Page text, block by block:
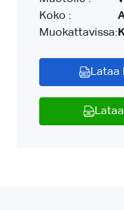
Koko :
Muokattavissa:
Lataa